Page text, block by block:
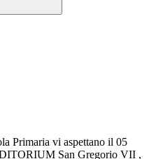
Primaria vi aspettano il 05
San Gregorio VII ,